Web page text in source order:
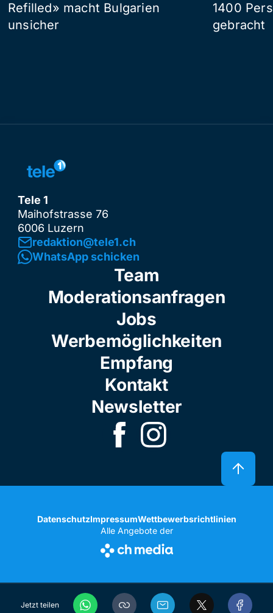
Jetzt teilen
Refilled» macht Bulgarien
unsicher
1400
gebracht
Tele 1
Maihofstrasse 76
6006 Luzern
redaktion@tele1.ch
WhatsApp schicken
Team
Moderationsanfragen
Jobs
Werbemöglichkeiten
Empfang
Kontakt
Newsletter
DatenschutzImpressumWettbewerbsrichtlinien
Alle Angebote der